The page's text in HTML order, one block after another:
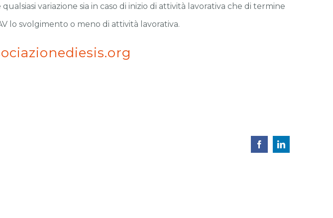
variazione sia in caso di inizio di attività lavorativa che di termine
lo svolgimento o meno di attività lavorativa.
FacebookLinkedIn